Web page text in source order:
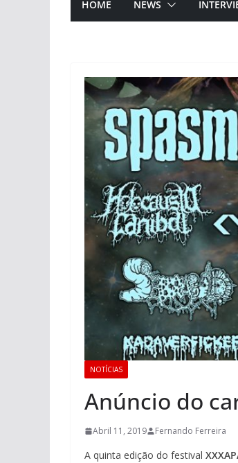
HOME NEWS
NOTÍCIAS
Anúncio do
Abril 11, 2019 Fernando Ferreira
A quinta edição do festival